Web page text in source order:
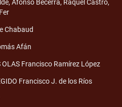
Afonso Becerra, Raquel Castro,
Chabaud
Afán
OLAS Francisco Ramírez López
Francisco J. de los Ríos